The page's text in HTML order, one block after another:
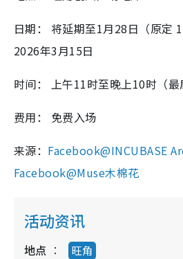
日期： 将延期至1月28日（原定
2026年3月15日
时间： 上午11时至晚上10时（最
费用： 免费入场
来源： Facebook@INCUBASE
Facebook@Muse木棉花
活动资讯
地点 旺角